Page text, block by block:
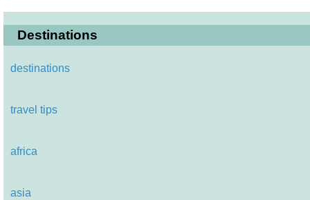
Destinations
destinations
travel tips
africa
asia